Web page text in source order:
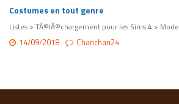
Costumes en tout genre
Listes > TÃ©lÃ©chargement pour les Sims 4 > Mode
14/09/2018 Chanchan24